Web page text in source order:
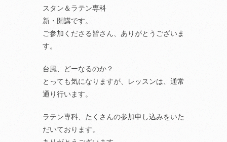
スタン＆ラテン専科
新・開講です。
ご参加くださる皆さん、ありがとうございま
す。
台風、どーなるのか？
とっても気になりますが、レッスンは、通常
通り行います。
ラテン専科、たくさんの参加申し込みをいた
だいております。